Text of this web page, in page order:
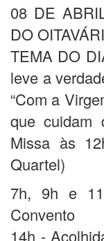
08 DE
DO
TEMA DO
leve a
“Com a
que cuidam
Missa às
Quartel)
7h, 9h e
Convento
14h -